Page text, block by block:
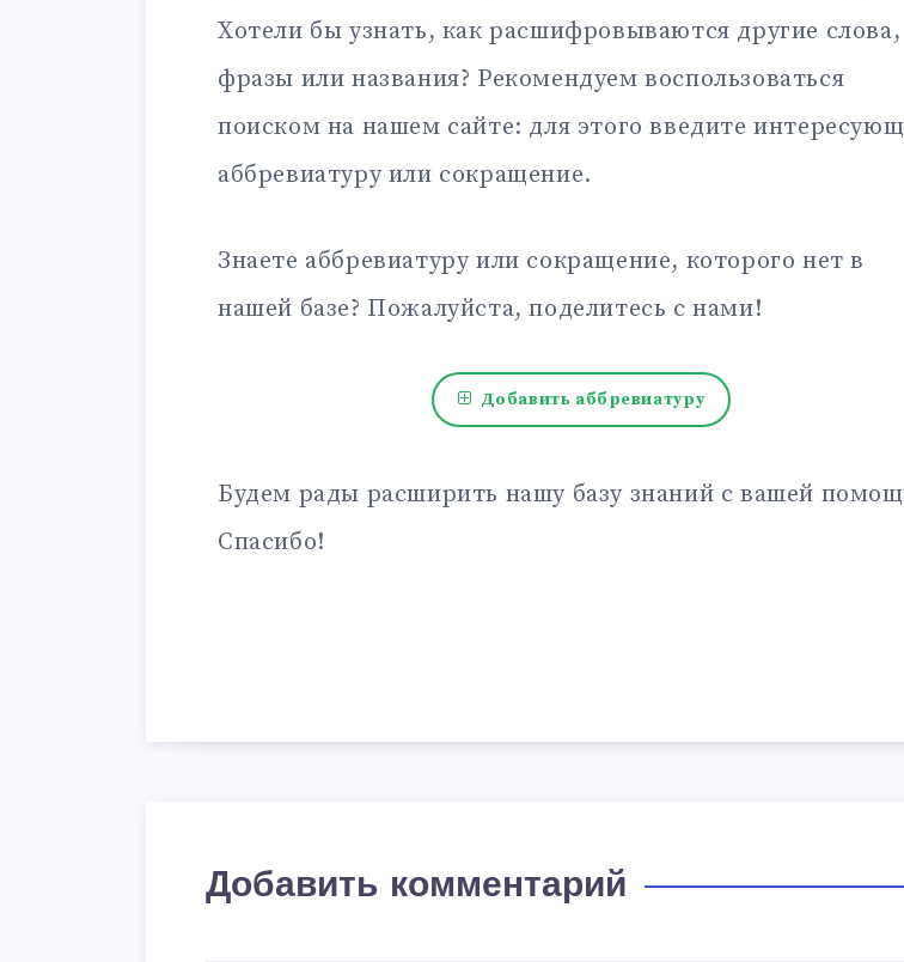
Хотели бы узнать, как расшифровываются другие слова,
фразы или названия? Рекомендуем воспользоваться
поиском на нашем сайте: для этого введите
аббревиатуру или сокращение.
Знаете аббревиатуру или сокращение, которого нет в
нашей базе? Пожалуйста, поделитесь с нами!
Добавить аббревиатуру
Будем рады расширить нашу базу знаний с вашей
Спасибо!
Добавить комментарий